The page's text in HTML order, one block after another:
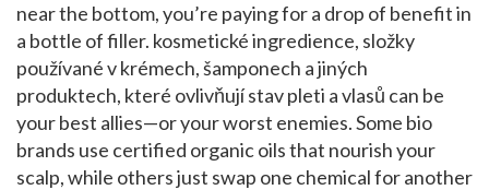
near the bottom, you’re paying for a drop of benefit in
a bottle of filler. kosmetické ingredience, složky
používané v krémech, šamponech a jiných
produktech, které ovlivňují stav pleti a vlasů can be
your best allies—or your worst enemies. Some bio
brands use certified organic oils that nourish your
scalp, while others just swap one chemical for another